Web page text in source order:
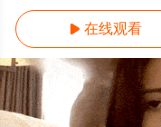
 在线观看